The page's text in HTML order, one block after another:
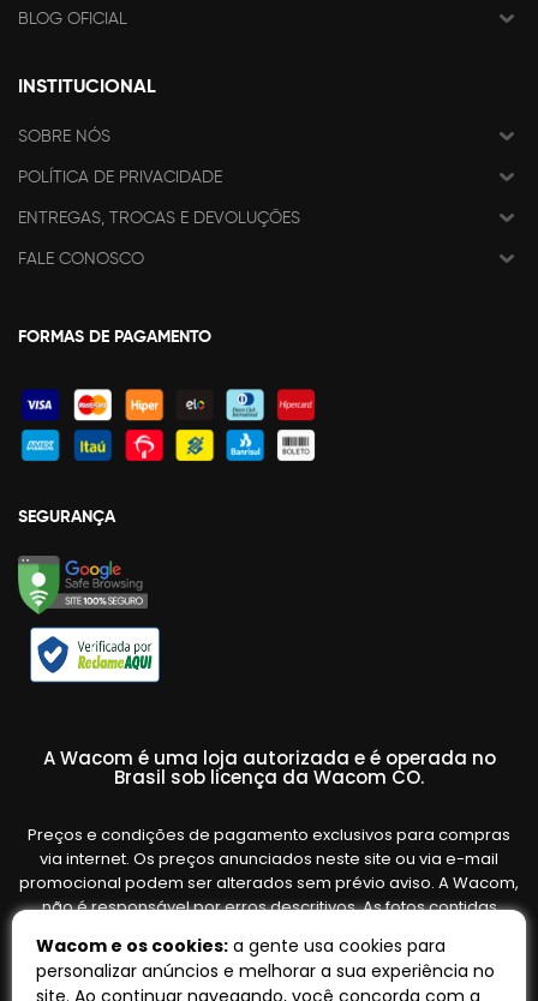
BLOG OFICIAL
INSTITUCIONAL
SOBRE NÓS
POLÍTICA DE PRIVACIDADE
ENTREGAS, TROCAS E DEVOLUÇÕES
FALE CONOSCO
FORMAS DE PAGAMENTO
SEGURANÇA
A Wacom é uma loja autorizada e é operada no
Brasil sob licença da Wacom CO.
Preços e condições de pagamento exclusivos para compras
via internet. Os preços anunciados neste site ou via e-mail
promocional podem ser alterados sem prévio aviso. A Wacom,
não é responsável por erros descritivos. As fotos contidas
variar de acordo com o fornecedor/lote do fabricante. Ofertas
válidas até o término de nossos estoques. Vendas sujeitas à
Wacom e os cookies: a gente usa cookies para
personalizar anúncios e melhorar a sua experiência no
site. Ao continuar navegando, você concorda com a